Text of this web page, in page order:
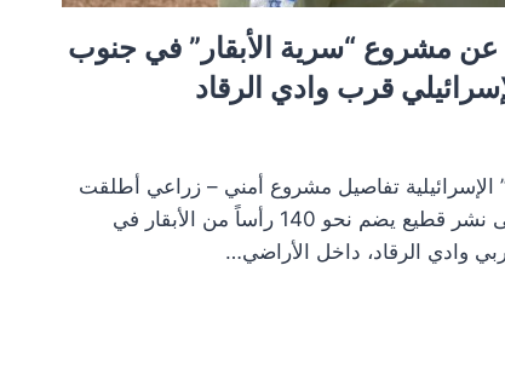
مشروع “سرية الأبقار” في جنوب
قرب وادي الرقاد
تفاصيل مشروع أمني – زراعي أطلقت
عليه اسم “سرية الأبقار”، يقوم على نشر قطيع يضم نحو 140 رأساً من الأبقار في
وادي الرقاد، داخل الأراضي…